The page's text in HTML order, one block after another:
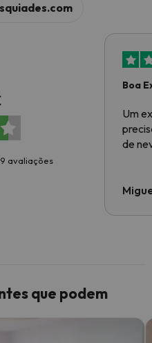
avaliações
Boa
Um
de
que podem